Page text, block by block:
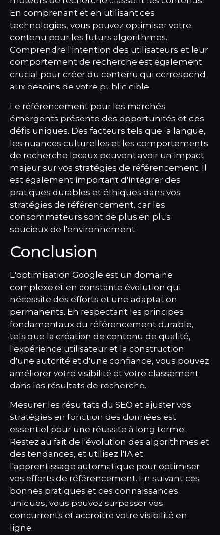
En comprenant et en utilisant ces
technologies, vous pouvez optimiser votre
contenu pour les futurs algorithmes.
Comprendre l'intention des utilisateurs et leur
comportement de recherche est également
crucial pour créer du contenu qui correspond
aux besoins de votre public cible.
Le référencement pour les marchés
émergents présente des opportunités et des
défis uniques. Des facteurs tels que la langue,
les nuances culturelles et les comportements
de recherche locaux peuvent avoir un impact
majeur sur vos stratégies de référencement. Il
est également important d'intégrer des
pratiques durables et éthiques dans vos
stratégies de référencement, car les
consommateurs sont de plus en plus
soucieux de l'environnement.
Conclusion
L'optimisation Google est un domaine
complexe et en constante évolution qui
nécessite des efforts et une adaptation
permanents. En respectant les principes
fondamentaux du référencement durable,
tels que la création de contenu de qualité,
l'expérience utilisateur et la construction
d'une autorité et d'une confiance, vous pouvez
améliorer votre visibilité et votre classement
dans les résultats de recherche.
Mesurer les résultats du SEO et ajuster vos
stratégies en fonction des données est
essentiel pour une réussite à long terme.
Restez au fait de l'évolution des algorithmes et
des tendances, et utilisez l'IA et
l'apprentissage automatique pour optimiser
vos efforts de référencement. En suivant ces
bonnes pratiques et ces connaissances
uniques, vous pouvez surpasser vos
concurrents et accroître votre visibilité en
ligne.